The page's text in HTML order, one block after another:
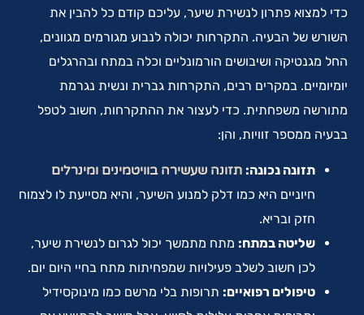
כדי למצוא פתרון לנשירת שיער, עליכם קודם כל להבין את
השורש של הבעיה. התקרחות יכולה לנבוע מגורמים מגוונים,
החל מגנטיקה ושיבושים הורמונליים וכלה במתח ובהרגלים
יומיומיים. במקרים רבים, התקרחות גברית ונשית נגרמת
מתורשה משפחתית. כדי לעצור את ההתקרחות, חשוב לטפל
בבעיה ממספר זוויות, והן:
תזונה נכונה: תזונה שעשירה בוויטמינים ומינרלים
חיוניים היא כמו דלק למנוע השיער, והיא מסייעת לו לצמוח
חזק ובריא.
שליטה במתח: מתח מתמשך יכול לגרום לנשירת שיער,
לכן חשוב לשלב פעילויות שמפחיתות מתח בחיי היום יום.
טיפולים רפואיים: תרופות בלי מרשם כמו מינוקסידיל